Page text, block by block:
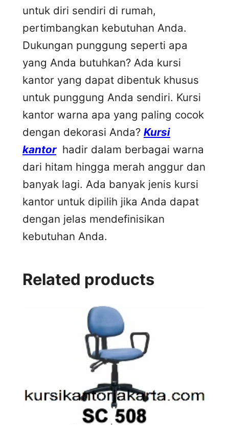
untuk diri sendiri di rumah,
pertimbangkan kebutuhan Anda.
Dukungan punggung seperti apa
yang Anda butuhkan? Ada kursi
kantor yang dapat dibentuk khusus
untuk punggung Anda sendiri. Kursi
kantor warna apa yang paling cocok
dengan dekorasi Anda? Kursi
kantorhadir dalam berbagai warna
dari hitam hingga merah anggur dan
banyak lagi. Ada banyak jenis kursi
kantor untuk dipilih jika Anda dapat
dengan jelas mendefinisikan
kebutuhan Anda.
Related products